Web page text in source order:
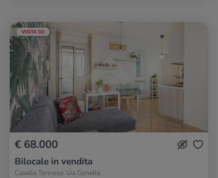
VISITA 3D
€ 68.000
Bilocale in vendita
Caselle Torinese, Via Gonella